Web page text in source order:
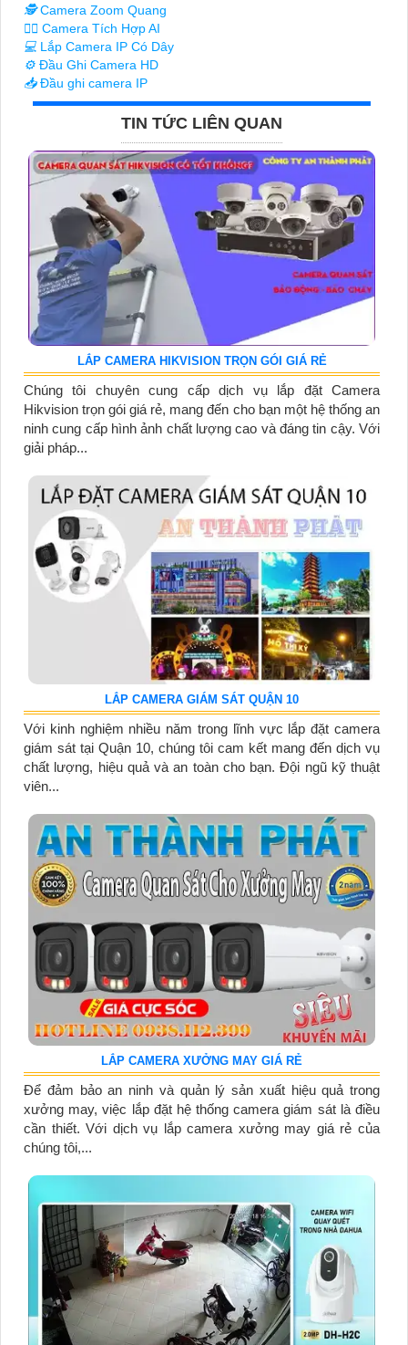
🕵️Camera Zoom Quang
🧛‍♀️ Camera Tích Hợp AI
💻 Lắp Camera IP Có Dây
⚙️ Đầu Ghi Camera HD
📥Đầu ghi camera IP
TIN TỨC LIÊN QUAN
LẮP CAMERA HIKVISION TRỌN GÓI GIÁ RẺ
Chúng tôi chuyên cung cấp dịch vụ lắp đặt Camera
Hikvision trọn gói giá rẻ, mang đến cho bạn một hệ thống an
ninh cung cấp hình ảnh chất lượng cao và đáng tin cậy. Với
giải pháp...
LẮP CAMERA GIÁM SÁT QUẬN 10
Với kinh nghiệm nhiều năm trong lĩnh vực lắp đặt camera
giám sát tại Quận 10, chúng tôi cam kết mang đến dịch vụ
chất lượng, hiệu quả và an toàn cho bạn. Đội ngũ kỹ thuật
viên...
LẮP CAMERA XƯỞNG MAY GIÁ RẺ
Để đảm bảo an ninh và quản lý sản xuất hiệu quả trong
xưởng may, việc lắp đặt hệ thống camera giám sát là điều
cần thiết. Với dịch vụ lắp camera xưởng may giá rẻ của
chúng tôi,...